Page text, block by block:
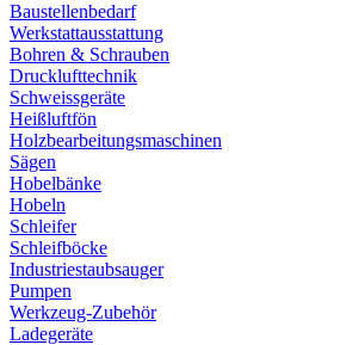
Baustellenbedarf
Werkstattausstattung
Bohren & Schrauben
Drucklufttechnik
Schweissgeräte
Heißluftfön
Holzbearbeitungsmaschinen
Sägen
Hobelbänke
Hobeln
Schleifer
Schleifböcke
Industriestaubsauger
Pumpen
Werkzeug-Zubehör
Ladegeräte